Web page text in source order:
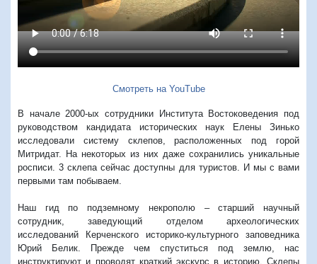
Смотреть на YouTube
В начале 2000-ых сотрудники Института Востоковедения под
руководством кандидата исторических наук Елены Зинько
исследовали систему склепов, расположенных под горой
Митридат. На некоторых из них даже сохранились уникальные
росписи. 3 склепа сейчас доступны для туристов. И мы с вами
первыми там побываем.
Наш гид по подземному некрополю – старший научный
сотрудник, заведующий отделом археологических
исследований Керченского историко-культурного заповедника
Юрий Белик. Прежде чем спуститься под землю, нас
инструктируют и проводят краткий экскурс в историю. Склепы